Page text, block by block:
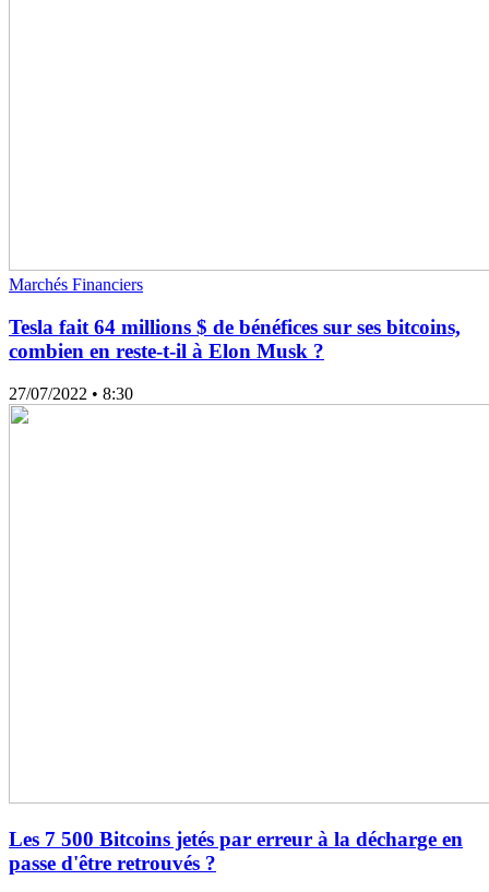
Marchés Financiers
Tesla fait 64 millions $ de bénéfices sur ses bitcoins,
combien en reste-t-il à Elon Musk ?
27/07/2022 • 8:30
Les 7 500 Bitcoins jetés par erreur à la décharge en
passe d'être retrouvés ?